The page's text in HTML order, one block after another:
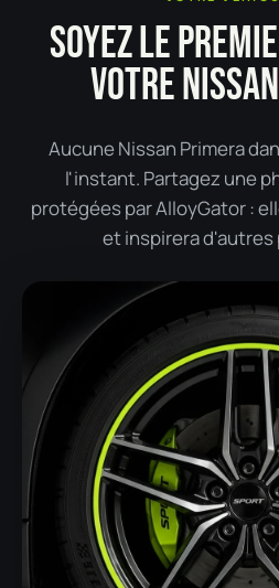
SOYEZ LE
VOTRE
Aucune Nissan Primera
l'instant. Partagez une
protégées par AlloyGator :
et inspirera